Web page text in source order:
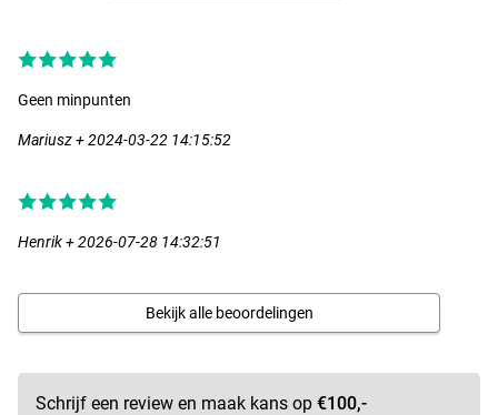
Daiwa 20 GS BR LT 5000-C (compacte body, grote spoel)
- Lijncapaciteit: 150m/0.37mm
- Inhaalsnelheid: 87cm per slag
Geen minpunten
Mariusz + 2024-03-22 14:15:52
Henrik + 2026-07-28 14:32:51
Bekijk alle beoordelingen
Schrijf een review en maak kans op €100,-